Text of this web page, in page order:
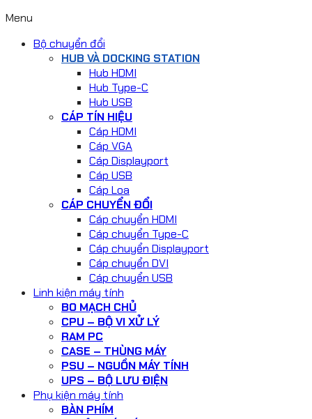
Menu
Bộ chuyển đổi
HUB VÀ DOCKING STATION
Hub HDMI
Hub Type-C
Hub USB
CÁP TÍN HIỆU
Cáp HDMI
Cáp VGA
Cáp Displayport
Cáp USB
Cáp Loa
CÁP CHUYỂN ĐỔI
Cáp chuyển HDMI
Cáp chuyển Type-C
Cáp chuyển Displayport
Cáp chuyển DVI
Cáp chuyển USB
Linh kiện máy tính
BO MẠCH CHỦ
CPU – BỘ VI XỬ LÝ
RAM PC
CASE – THÙNG MÁY
PSU – NGUỒN MÁY TÍNH
UPS – BỘ LƯU ĐIỆN
Phụ kiện máy tính
BÀN PHÍM